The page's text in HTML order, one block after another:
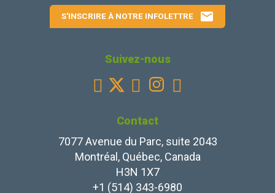
S'INSCRIRE À NOTRE INFOLETTRE email
Suivez-nous
 Facebook
 YoutubeInstagram

Contact
7077 Avenue du Parc, suite 2043
Montréal, Québec, Canada
H3N 1X7
+1 (514) 343-6980